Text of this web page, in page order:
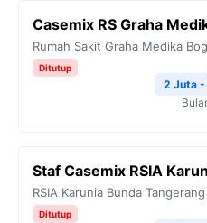
Casemix RS Graha
Rumah Sakit Graha Medika
Ditutup
2 Juta
Staf Casemix RSIA
RSIA Karunia Bunda Tangerang
Ditutup